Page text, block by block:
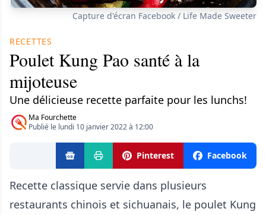
Capture d'écran Facebook / Life Made Sweeter
RECETTES
Poulet Kung Pao santé à la
mijoteuse
Une délicieuse recette parfaite pour les lunchs!
Ma Fourchette
Publié le lundi 10 janvier 2022 à 12:00
Pinterest Facebook
Recette classique servie dans plusieurs
restaurants chinois et sichuanais, le poulet Kung